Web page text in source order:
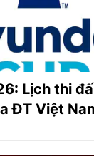
Lịch thi
ĐT Việt